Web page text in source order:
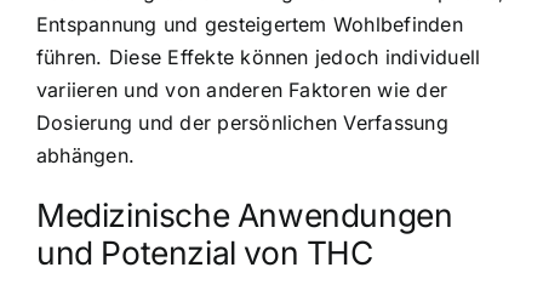
Entspannung und gesteigertem Wohlbefinden
führen. Diese Effekte können jedoch individuell
variieren und von anderen Faktoren wie der
Dosierung und der persönlichen Verfassung
abhängen.
Medizinische Anwendungen
und Potenzial von THC